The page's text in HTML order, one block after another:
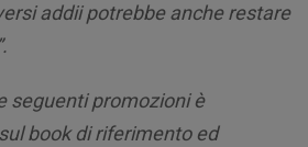
addii potrebbe anche restare
seguenti promozioni è
book di riferimento ed